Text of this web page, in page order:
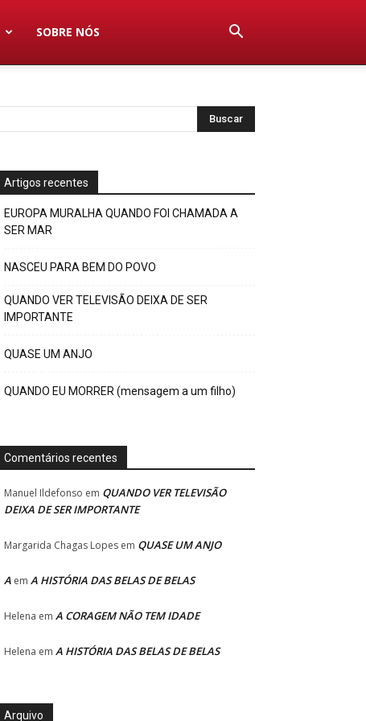
SOBRE NÓS
Artigos recentes
EUROPA MURALHA QUANDO FOI CHAMADA A
SER MAR
NASCEU PARA BEM DO POVO
QUANDO VER TELEVISÃO DEIXA DE SER
IMPORTANTE
QUASE UM ANJO
QUANDO EU MORRER (mensagem a um filho)
Comentários recentes
Manuel Ildefonso em QUANDO VER TELEVISÃO
DEIXA DE SER IMPORTANTE
Margarida Chagas Lopes em QUASE UM ANJO
A em A HISTÓRIA DAS BELAS DE BELAS
Helena em A CORAGEM NÃO TEM IDADE
Helena em A HISTÓRIA DAS BELAS DE BELAS
Arquivo